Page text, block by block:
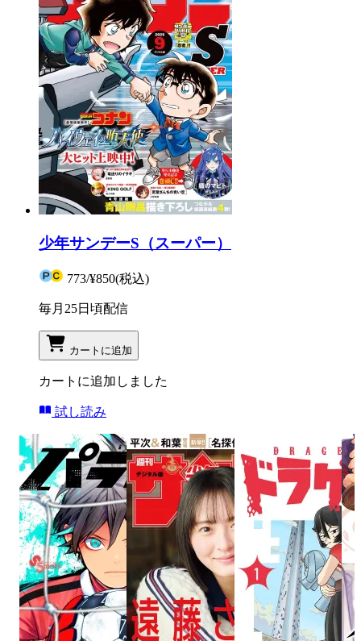
少年サンデーS（スーパー）
773/¥850(税込)
毎月25日頃配信
カートに追加
カートに追加しました
試し読み